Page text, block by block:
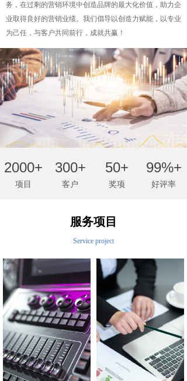
务，在过剩的营销环境中创造品牌的最大化价值，助力企
业取得良好的营销业绩。我们倡导以创造力赋能，以专业
为己任，与客户共同前行，成就共赢！
2000+
项目
300+
客户
50+
奖项
99%+
好评率
服务项目
Service project